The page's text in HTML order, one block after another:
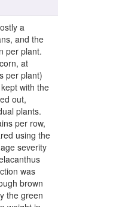
a
and the
per plant.
at
per plant)
with the
out,
plants.
per row,
using the
severity
was
brown
the green